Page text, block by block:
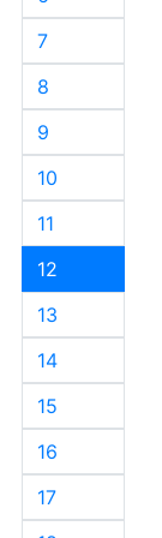
7
8
9
10
11
12
13
14
15
16
17